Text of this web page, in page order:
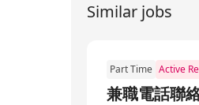
造經濟價值。我們
和高效的服務回應贏得市場信
新應用，致力於成
Similar jobs
Part Time Active
兼職電話聯